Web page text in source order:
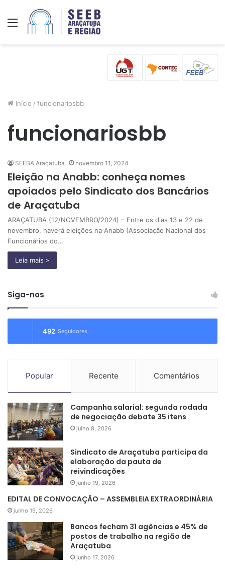
Menu
Início / funcionariosbb
funcionariosbb
SEEBA Araçatuba novembro 11, 2024
Eleição na Anabb: conheça nomes
apoiados pelo Sindicato dos Bancários
de Araçatuba
ARAÇATUBA (12/NOVEMBRO/2024) – Entre os dias 13 e 22 de
novembro, haverá eleições na Anabb (Associação Nacional dos
Funcionários do…
Leia mais »
Siga-nos
492 Seguidores
Popular Recente Comentários
Campanha salarial: segunda rodada
de negociação debate 35 itens
julho 8, 2026
Sindicato de Araçatuba participa da
elaboração da pauta de
reivindicações
junho 19, 2026
EDITAL DE CONVOCAÇÃO – ASSEMBLEIA EXTRAORDINÁRIA
junho 19, 2026
Bancos fecham 31 agências e 45% de
postos de trabalho na região de
Araçatuba
junho 17, 2026